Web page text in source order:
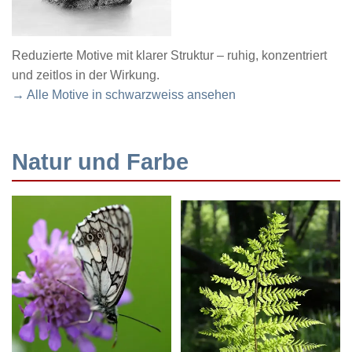
Reduzierte Motive mit klarer Struktur – ruhig, konzentriert
und zeitlos in der Wirkung.
→ Alle Motive in schwarzweiss ansehen
Natur und Farbe